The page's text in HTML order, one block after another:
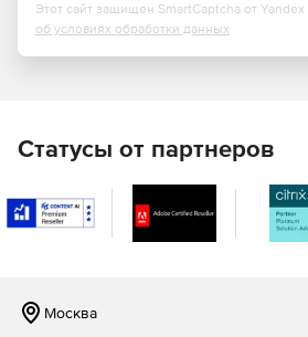
Этот сайт защищен SmartCaptcha от Yandex
об условиях обработки данных
Статусы от партнеров
Москва